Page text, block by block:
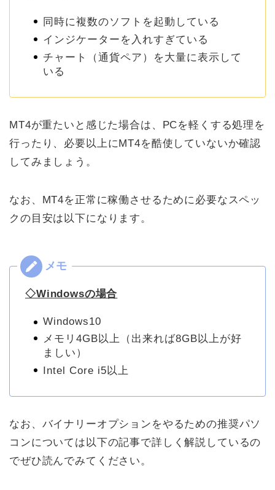
同時に複数のソフトを起動している
インジケーターを入れすぎている
チャート（通貨ペア）を大量に表示して
いる
MT4が重たいと感じた場合は、PCを軽くする処理を
行ったり、必要以上にMT4を酷使していないか確認
してみましょう。
なお、MT4を正常に稼働させるために必要なスペッ
クの目安は以下になります。
◇Windowsの場合
Windows10
メモリ4GB以上（出来れば8GB以上が好
ましい）
Intel Core i5以上
なお、バイナリーオプションをやるための推奨パソ
コンについては以下の記事で詳しく解説しているの
でぜひ読んでみてください。